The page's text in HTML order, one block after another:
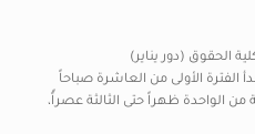
الحقوق (دور يناير)
الفترة الأولى من العاشرة صباحاً
من الواحدة ظهراً حتى الثالثة عصراًً،